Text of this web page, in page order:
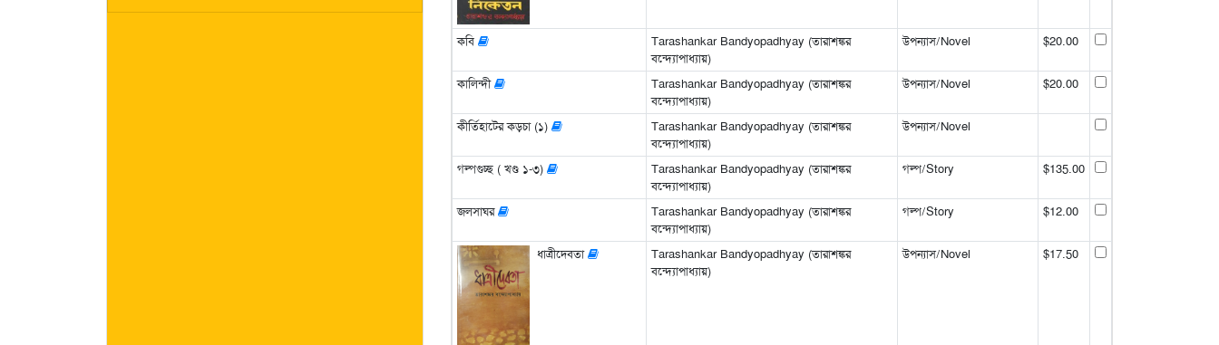
কবি
Tarashankar Bandyopadhyay (তারাশঙ্কর
বন্দ্যোপাধ্যায়)
উপন্যাস/Novel $20.00
কালিন্দী
Tarashankar Bandyopadhyay (তারাশঙ্কর
বন্দ্যোপাধ্যায়)
উপন্যাস/Novel $20.00
কীর্তিহাটের কড়চা (১)
Tarashankar Bandyopadhyay (তারাশঙ্কর
বন্দ্যোপাধ্যায়)
উপন্যাস/Novel
গল্পগুচ্ছ ( খণ্ড ১-৩)
Tarashankar Bandyopadhyay (তারাশঙ্কর
বন্দ্যোপাধ্যায়)
গল্প/Story $135.00
জলসাঘর
Tarashankar Bandyopadhyay (তারাশঙ্কর
বন্দ্যোপাধ্যায়)
গল্প/Story $12.00
ধাত্রীদেবতা
Tarashankar Bandyopadhyay (তারাশঙ্কর
বন্দ্যোপাধ্যায়)
উপন্যাস/Novel $17.50